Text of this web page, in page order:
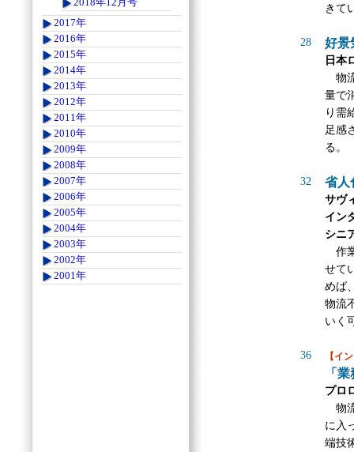
きて
28 好景
日本
物
量で
り需
足感
る。
32 省人
サヴ
イン
シニ
作
せて
めば
物流
いく
36 【イ
「
プロ
物
に入
端技
2018年12月号
2017年
2016年
2015年
2014年
2013年
2012年
2011年
2010年
2009年
2008年
2007年
2006年
2005年
2004年
2003年
2002年
2001年